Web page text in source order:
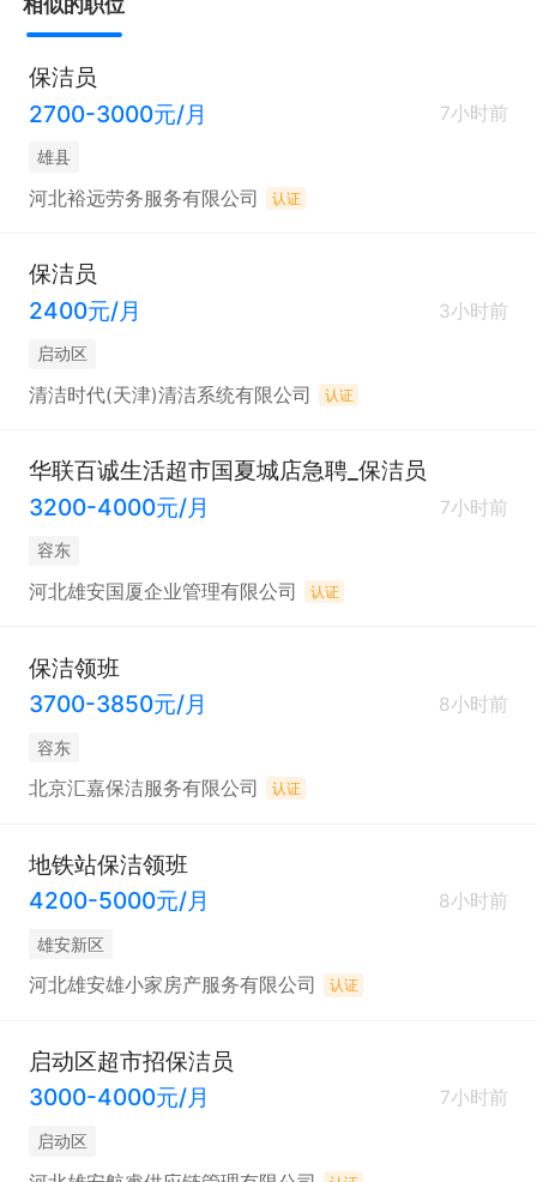
相似的职位
保洁员
2700-3000元/月
7小时前
雄县
河北裕远劳务服务有限公司 认证
保洁员
2400元/月
3小时前
启动区
清洁时代(天津)清洁系统有限公司 认证
华联百诚生活超市国夏城店急聘_保洁员
3200-4000元/月
7小时前
容东
河北雄安国厦企业管理有限公司 认证
保洁领班
3700-3850元/月
8小时前
容东
北京汇嘉保洁服务有限公司 认证
地铁站保洁领班
4200-5000元/月
8小时前
雄安新区
河北雄安雄小家房产服务有限公司 认证
启动区超市招保洁员
3000-4000元/月
7小时前
启动区